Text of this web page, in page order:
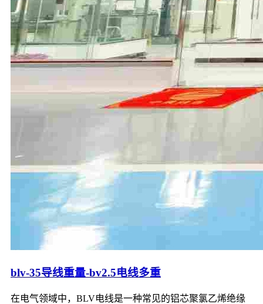
blv-35导线重量-bv2.5电线多重
在电气领域中，BLV电线是一种常见的铝芯聚氯乙烯绝缘